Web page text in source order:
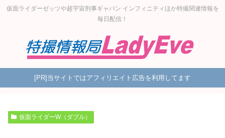
仮面ライダーゼッツや超宇宙刑事ギャバン インフィニティほか特撮関連情報を
毎日配信！
[PR]当サイトではアフィリエイト広告を利用してます
仮面ライダーW（ダブル）